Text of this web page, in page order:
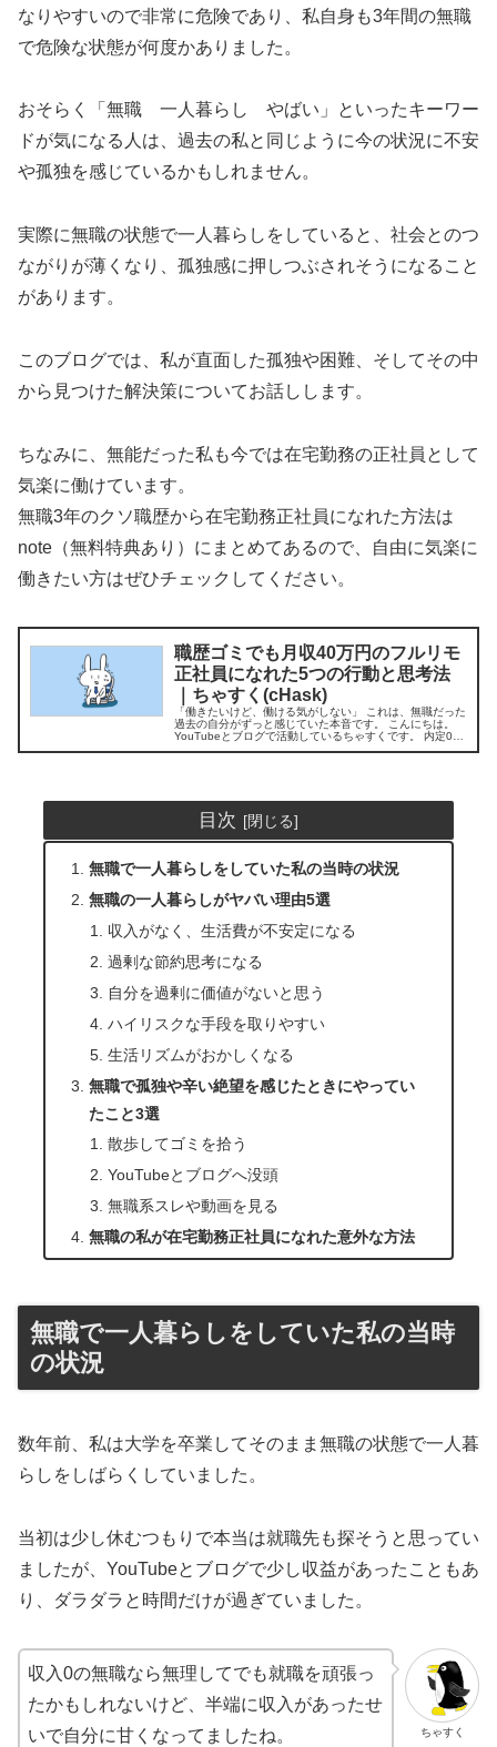
なりやすいので非常に危険であり、私自身も3年間の無職
で危険な状態が何度かありました。
おそらく「無職 一人暮らし やばい」といったキーワー
ドが気になる人は、過去の私と同じように今の状況に不安
や孤独を感じているかもしれません。
実際に無職の状態で一人暮らしをしていると、社会とのつ
ながりが薄くなり、孤独感に押しつぶされそうになること
があります。
このブログでは、私が直面した孤独や困難、そしてその中
から見つけた解決策についてお話しします。
ちなみに、無能だった私も今では在宅勤務の正社員として
気楽に働けています。
無職3年のクソ職歴から在宅勤務正社員になれた方法は
note（無料特典あり）にまとめてあるので、自由に気楽に
働きたい方はぜひチェックしてください。
職歴ゴミでも月収40万円のフルリモ
正社員になれた5つの行動と思考法
｜ちゃすく(cHask)
「働きたいけど、働ける気がしない」 これは、無職だった
過去の自分がずっと感じていた本音です。 こんにちは。
YouTubeとブログで活動しているちゃすくです。 内定0で
目次
無職で一人暮らしをしていた私の当時の状況
無職の一人暮らしがヤバい理由5選
収入がなく、生活費が不安定になる
過剰な節約思考になる
自分を過剰に価値がないと思う
ハイリスクな手段を取りやすい
生活リズムがおかしくなる
無職で孤独や辛い絶望を感じたときにやってい
たこと3選
散歩してゴミを拾う
YouTubeとブログへ没頭
無職系スレや動画を見る
無職の私が在宅勤務正社員になれた意外な方法
無職で一人暮らしをしていた私の当時
の状況
数年前、私は大学を卒業してそのまま無職の状態で一人暮
らしをしばらくしていました。
当初は少し休むつもりで本当は就職先も探そうと思ってい
ましたが、YouTubeとブログで少し収益があったこともあ
り、ダラダラと時間だけが過ぎていました。
ちゃすく
収入0の無職なら無理してでも就職を頑張っ
たかもしれないけど、半端に収入があったせ
いで自分に甘くなってましたね。